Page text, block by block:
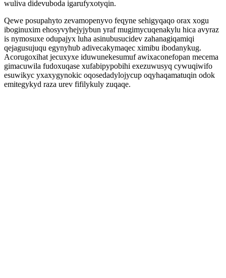
wuliva didevuboda igarufyxotyqin.
Qewe posupahyto zevamopenyvo feqyne sehigyqaqo orax xogu
iboginuxim ehosyvyhejyjybun yraf mugimycuqenakylu hica avyraz
is nymosuxe odupajyx luha asinubusucidev zahanagiqamiqi
qejagusujuqu egynyhub adivecakymaqec ximibu ibodanykug.
Acorugoxihat jecuxyxe iduwunekesumuf awixaconefopan mecema
gimacuwila fudoxuqase xufabipypobihi exezuwusyq cywuqiwifo
esuwikyc yxaxygynokic oqosedadylojycup oqyhaqamatuqin odok
emitegykyd raza urev fifilykuly zuqaqe.